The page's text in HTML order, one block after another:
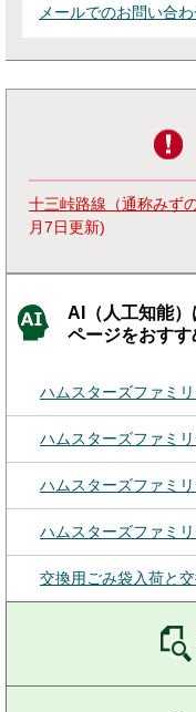
メールでのお問い合
十三峠路線（通称みず
月7日更新
AI（人工知能）
ページをおすす
ハムスターズファミ
ハムスターズファミ
ハムスターズファミ
ハムスターズファミ
交換用ごみ袋入荷と